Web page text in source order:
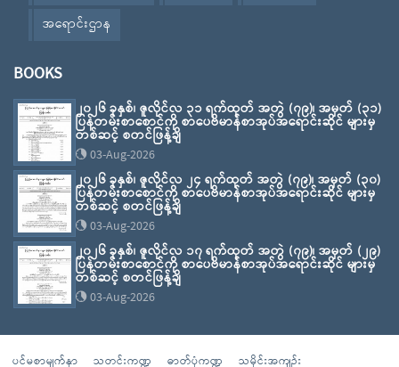
အရောင်းဌာန
BOOKS
၂၀၂၆ ခုနှစ်၊ ဇူလိုင်လ ၃၁ ရက်ထုတ် အတွဲ (၇၉)၊ အမှတ် (၃၁)
ပြန်တမ်းစာစောင်ကို စာပေဗိမာန်စာအုပ်အရောင်းဆိုင် များမှ
တစ်ဆင့် စတင်ဖြန့်ချိ
03-Aug-2026
၂၀၂၆ ခုနှစ်၊ ဇူလိုင်လ ၂၄ ရက်ထုတ် အတွဲ (၇၉)၊ အမှတ် (၃၀)
ပြန်တမ်းစာစောင်ကို စာပေဗိမာန်စာအုပ်အရောင်းဆိုင် များမှ
တစ်ဆင့် စတင်ဖြန့်ချိ
03-Aug-2026
၂၀၂၆ ခုနှစ်၊ ဇူလိုင်လ ၁၇ ရက်ထုတ် အတွဲ (၇၉)၊ အမှတ် (၂၉)
ပြန်တမ်းစာစောင်ကို စာပေဗိမာန်စာအုပ်အရောင်းဆိုင် များမှ
တစ်ဆင့် စတင်ဖြန့်ချိ
03-Aug-2026
ပင်မစာမျက်နှာ သတင်းကဏ္ဍ ဓာတ်ပုံကဏ္ဍ သမိုင်းအကျဉ်း